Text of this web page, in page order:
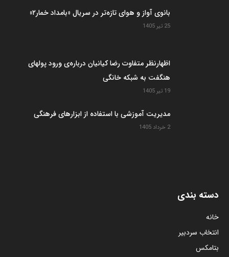
بانوی آواز و هوای تازه‌تر در سریال «بامداد خمار۲»
25 تیر 1405
اظهارنظر متفاوت رضا کیانیان درباره‌ی ورود پولهای
هنگفت به شبکه خانگی
19 تیر 1405
مدیریت آموزشی با استفاده از ابزارهای فرهنگی
2 خرداد 1405
دسته بندی
خانه
انتخاب سردبیر
بتامکس